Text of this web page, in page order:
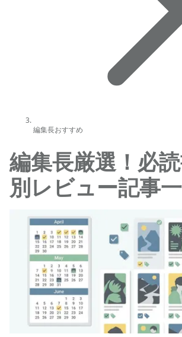
編集長おすすめ
編集長厳選！必
別レビュー記事